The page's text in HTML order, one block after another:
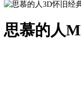
思慕的人